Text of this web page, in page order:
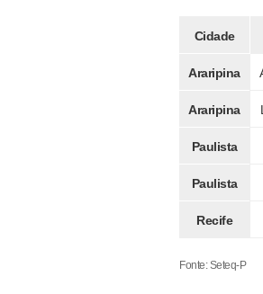
Cidade
Araripina
Araripina
Paulista
Paulista
Recife
Fonte: Seteq-P